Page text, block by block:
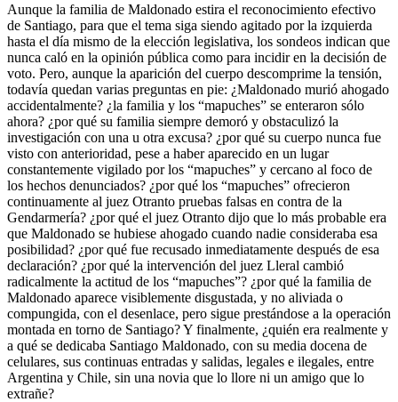
Aunque la familia de Maldonado estira el reconocimiento efectivo
de Santiago, para que el tema siga siendo agitado por la izquierda
hasta el día mismo de la elección legislativa, los sondeos indican que
nunca caló en la opinión pública como para incidir en la decisión de
voto. Pero, aunque la aparición del cuerpo descomprime la tensión,
todavía quedan varias preguntas en pie: ¿Maldonado murió ahogado
accidentalmente? ¿la familia y los “mapuches” se enteraron sólo
ahora? ¿por qué su familia siempre demoró y obstaculizó la
investigación con una u otra excusa? ¿por qué su cuerpo nunca fue
visto con anterioridad, pese a haber aparecido en un lugar
constantemente vigilado por los “mapuches” y cercano al foco de
los hechos denunciados? ¿por qué los “mapuches” ofrecieron
continuamente al juez Otranto pruebas falsas en contra de la
Gendarmería? ¿por qué el juez Otranto dijo que lo más probable era
que Maldonado se hubiese ahogado cuando nadie consideraba esa
posibilidad? ¿por qué fue recusado inmediatamente después de esa
declaración? ¿por qué la intervención del juez Lleral cambió
radicalmente la actitud de los “mapuches”? ¿por qué la familia de
Maldonado aparece visiblemente disgustada, y no aliviada o
compungida, con el desenlace, pero sigue prestándose a la operación
montada en torno de Santiago? Y finalmente, ¿quién era realmente y
a qué se dedicaba Santiago Maldonado, con su media docena de
celulares, sus continuas entradas y salidas, legales e ilegales, entre
Argentina y Chile, sin una novia que lo llore ni un amigo que lo
extrañe?